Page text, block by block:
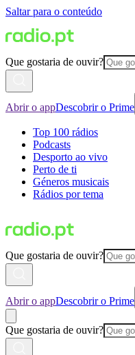
Saltar para o conteúdo
Que gostaria de ouvir?
Abrir o appDescobrir o Prime
Top 100 rádios
Podcasts
Desporto ao vivo
Perto de ti
Géneros musicais
Rádios por tema
Que gostaria de ouvir?
Abrir o appDescobrir o Prime
Que gostaria de ouvir?